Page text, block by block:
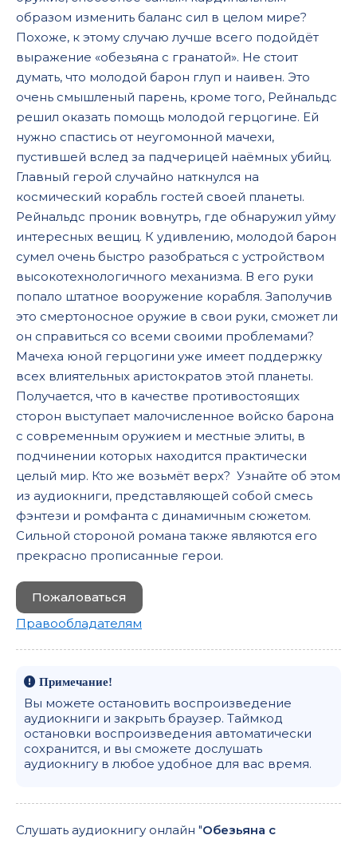
образом изменить баланс сил в целом мире?
Похоже, к этому случаю лучше всего подойдёт
выражение «обезьяна с гранатой». Не стоит
думать, что молодой барон глуп и наивен. Это
очень смышленый парень, кроме того, Рейнальдс
решил оказать помощь молодой герцогине. Ей
нужно спастись от неугомонной мачехи,
пустившей вслед за падчерицей наёмных убийц.
Главный герой случайно наткнулся на
космический корабль гостей своей планеты.
Рейнальдс проник вовнутрь, где обнаружил уйму
интересных вещиц. К удивлению, молодой барон
сумел очень быстро разобраться с устройством
высокотехнологичного механизма. В его руки
попало штатное вооружение корабля. Заполучив
это смертоносное оружие в свои руки, сможет ли
он справиться со всеми своими проблемами?
Мачеха юной герцогини уже имеет поддержку
всех влиятельных аристократов этой планеты.
Получается, что в качестве противостоящих
сторон выступает малочисленное войско барона
с современным оружием и местные элиты, в
подчинении которых находится практически
целый мир. Кто же возьмёт верх? Узнайте об этом
из аудиокниги, представляющей собой смесь
фэнтези и ромфанта с динамичным сюжетом.
Сильной стороной романа также являются его
прекрасно прописанные герои.
Пожаловаться
Правообладателям
Примечание!
Вы можете остановить воспроизведение
аудиокниги и закрыть браузер. Таймкод
остановки воспроизведения автоматически
сохранится, и вы сможете дослушать
аудиокнигу в любое удобное для вас время.
Слушать аудиокнигу онлайн "Обезьяна с